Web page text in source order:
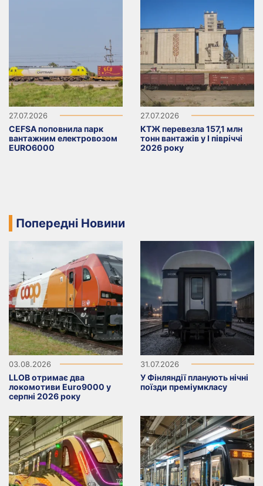
27.07.2026
CEFSA поповнила парк
вантажним електровозом
EURO6000
27.07.2026
КТЖ перевезла 157,1 млн
тонн вантажів у I півріччі
2026 року
Попередні Новини
03.08.2026
LLOB отримає два
локомотиви Euro9000 у
серпні 2026 року
31.07.2026
У Фінляндії планують нічні
поїзди преміумкласу